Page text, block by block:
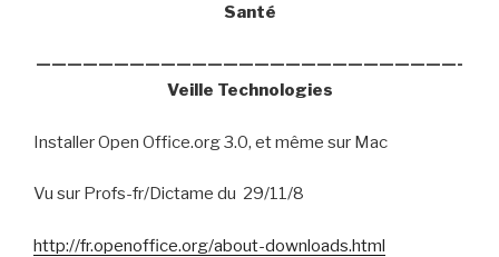
Santé
———————————————————————————-
Veille Technologies
Installer Open Office.org 3.0, et même sur Mac
Vu sur Profs-fr/Dictame du 29/11/8
http://fr.openoffice.org/about-downloads.html